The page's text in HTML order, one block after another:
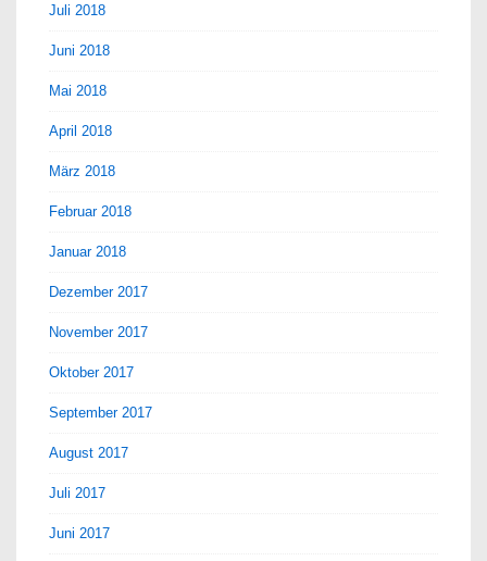
Juli 2018
Juni 2018
Mai 2018
April 2018
März 2018
Februar 2018
Januar 2018
Dezember 2017
November 2017
Oktober 2017
September 2017
August 2017
Juli 2017
Juni 2017